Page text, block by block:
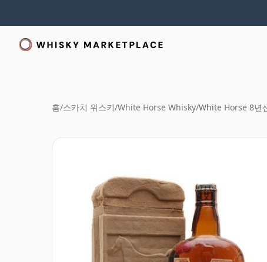
홈/스카치 위스키/White Horse Whisky/White Horse 8년